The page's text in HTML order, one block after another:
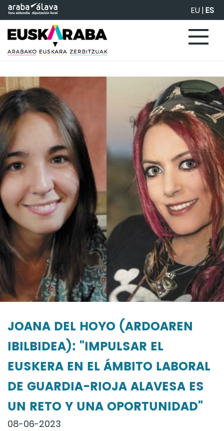
Saltar al contenido principal EU|ES
JOANA DEL HOYO (ARDOAREN
IBILBIDEA): "IMPULSAR EL
EUSKERA EN EL ÁMBITO LABORAL
DE GUARDIA-RIOJA ALAVESA ES
UN RETO Y UNA OPORTUNIDAD"
08-06-2023